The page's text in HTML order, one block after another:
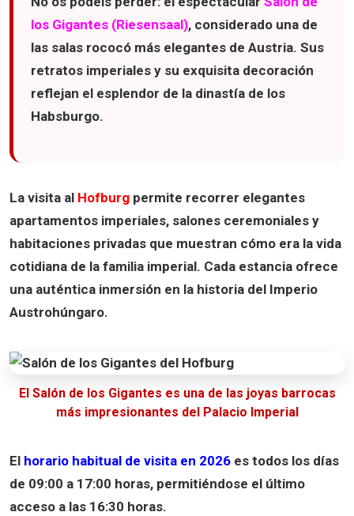
los Gigantes (Riesensaal), considerado una de
las salas rococó más elegantes de Austria. Sus
retratos imperiales y su exquisita decoración
reflejan el esplendor de la dinastía de los
Habsburgo.
La visita al Hofburg permite recorrer elegantes
apartamentos imperiales, salones ceremoniales y
habitaciones privadas que muestran cómo era la vida
cotidiana de la familia imperial. Cada estancia ofrece
una auténtica inmersión en la historia del Imperio
Austrohúngaro.
El Salón de los Gigantes es una de las joyas barrocas
más impresionantes del Palacio Imperial
El horario habitual de visita en 2026 es todos los días
de 09:00 a 17:00 horas, permitiéndose el último
acceso a las 16:30 horas.